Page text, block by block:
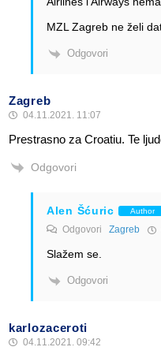
MZL Zagreb ne želi
Odgovori
Zagreb
04.11.2021. 11:07
Prestrasno za Croatiu. Te
Odgovori
Alen Šćuric Author
Odgovori Zagreb
Slažem se.
Odgovori
karlozaceroti
04.11.2021. 09:42